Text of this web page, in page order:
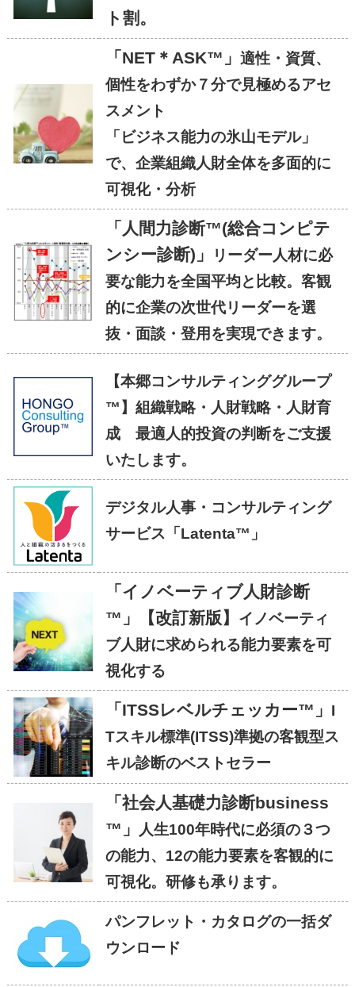
ト割。
「NET＊ASK™」 適性・資質、
個性をわずか７分で見極めるアセ
スメント
「ビジネス能力の氷山モデル」
で、企業組織人財全体を多面的に
可視化・分析
「人間力診断™(総合コンピテ
ンシー診断)」
リーダー人材に必
要な能力を全国平均と比較。客観
的に企業の次世代リーダーを選
抜・面談・登用を実現できます。
【本郷コンサルティンググループ
™】組織戦略・人財戦略・人財育
成 最適人的投資の判断をご支援
いたします。
デジタル人事・コンサルティング
サービス「Latenta™」
「イノベーティブ人財診断
™」【改訂新版】
イノベーティ
ブ人財に求められる能力要素を可
視化する
「ITSSレベルチェッカー™」 I
Tスキル標準(ITSS)準拠の客観型ス
キル診断のベストセラー
「社会人基礎力診断business
™」
人生100年時代に必須の３つ
の能力、12の能力要素を客観的に
可視化。研修も承ります。
パンフレット・カタログの一括ダ
ウンロード